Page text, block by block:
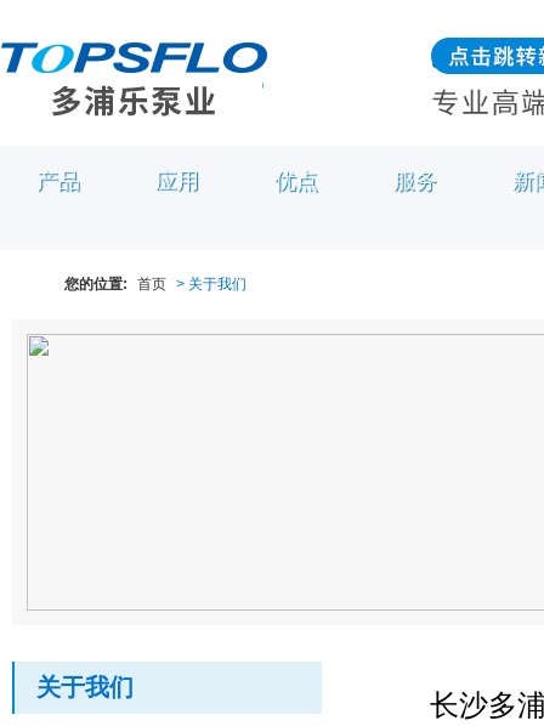
产品 应用 优点 服务 新
您的位置: 首页 > 关于我们
关于我们
长沙多浦